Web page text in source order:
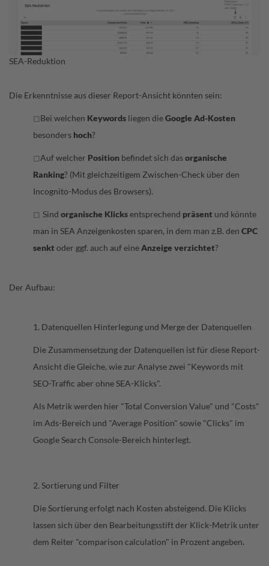
SEA-Reduktion
Die Erkenntnisse aus dieser Report-Ansicht könnten sein:
◻Bei welchen Keywords liegen dieGoogle Ad-Kosten
besonders hoch?
◻Auf welcher Position befindet sich dasorganische
Ranking? (Mit gleichzeitigem Zwischen-Check über den
Incognito-Modus des Browsers).
◻ Sind organische Klicksentsprechend präsent und könnte
man in SEA Anzeigenkosten sparen, in dem man z.B. den CPC
senkt oder ggf. auch auf eineAnzeige verzichtet?
Der Aufbau:
1. Datenquellen Hinterlegung und Merge der Datenquellen
Die Zusammensetzung der Datenquellen ist für diese Report-
Ansicht die Gleiche, wie zur Analyse zwei "Keywords mit
SEO-Traffic aber ohne SEA-Klicks".
Als Metrik werden hier "Total Conversion Value" und "Costs"
im Ads-Bereich und "Average Position" sowie "Clicks" im
Google Search Console-Bereich hinterlegt.
2. Sortierung und Filter
Die Sortierung erfolgt nach Kosten absteigend. Die Klicks
lassen sich über den Bearbeitungsstift der Klick-Metrik unter
dem Reiter "comparison calculation" in Prozent angeben.